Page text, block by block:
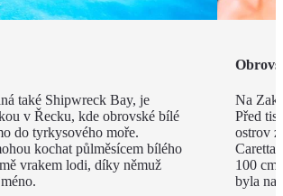
také Shipwreck Bay, je
v Řecku, kde obrovské bílé
do tyrkysového moře.
kochat půlměsícem bílého
vrakem lodi, díky němuž
Na
Před
ostrov
Caretta
100 cm
byla na